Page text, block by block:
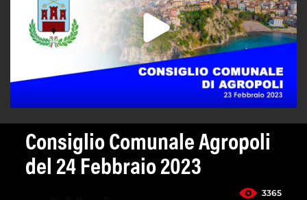
Consiglio Comunale Agropoli
del 24 Febbraio 2023
3365